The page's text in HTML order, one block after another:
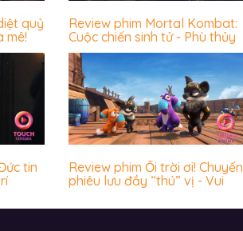
quỷ
mê!
Review phim Mortal Kombat:
Cuộc chiến sinh tử - Phù thủy
James Wan chưa bao giờ
khiến khán giả thất vọng
tin
Review phim Ối trời ơi! Chuyến
phiêu lưu đầy “thú” vị - Vui